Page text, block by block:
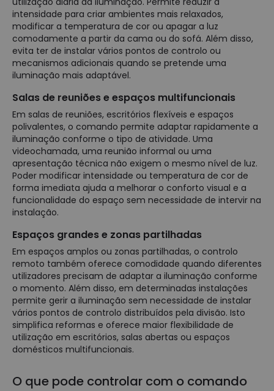
intensidade para criar ambientes mais relaxados,
modificar a temperatura de cor ou apagar a luz
comodamente a partir da cama ou do sofá. Além disso,
evita ter de instalar vários pontos de controlo ou
mecanismos adicionais quando se pretende uma
iluminação mais adaptável.
Salas de reuniões e espaços multifuncionais
Em salas de reuniões, escritórios flexíveis e espaços
polivalentes, o comando permite adaptar rapidamente a
iluminação conforme o tipo de atividade. Uma
videochamada, uma reunião informal ou uma
apresentação técnica não exigem o mesmo nível de luz.
Poder modificar intensidade ou temperatura de cor de
forma imediata ajuda a melhorar o conforto visual e a
funcionalidade do espaço sem necessidade de intervir na
instalação.
Espaços grandes e zonas partilhadas
Em espaços amplos ou zonas partilhadas, o controlo
remoto também oferece comodidade quando diferentes
utilizadores precisam de adaptar a iluminação conforme
o momento. Além disso, em determinadas instalações
permite gerir a iluminação sem necessidade de instalar
vários pontos de controlo distribuídos pela divisão. Isto
simplifica reformas e oferece maior flexibilidade de
utilização em escritórios, salas abertas ou espaços
domésticos multifuncionais.
O que pode controlar com o comando